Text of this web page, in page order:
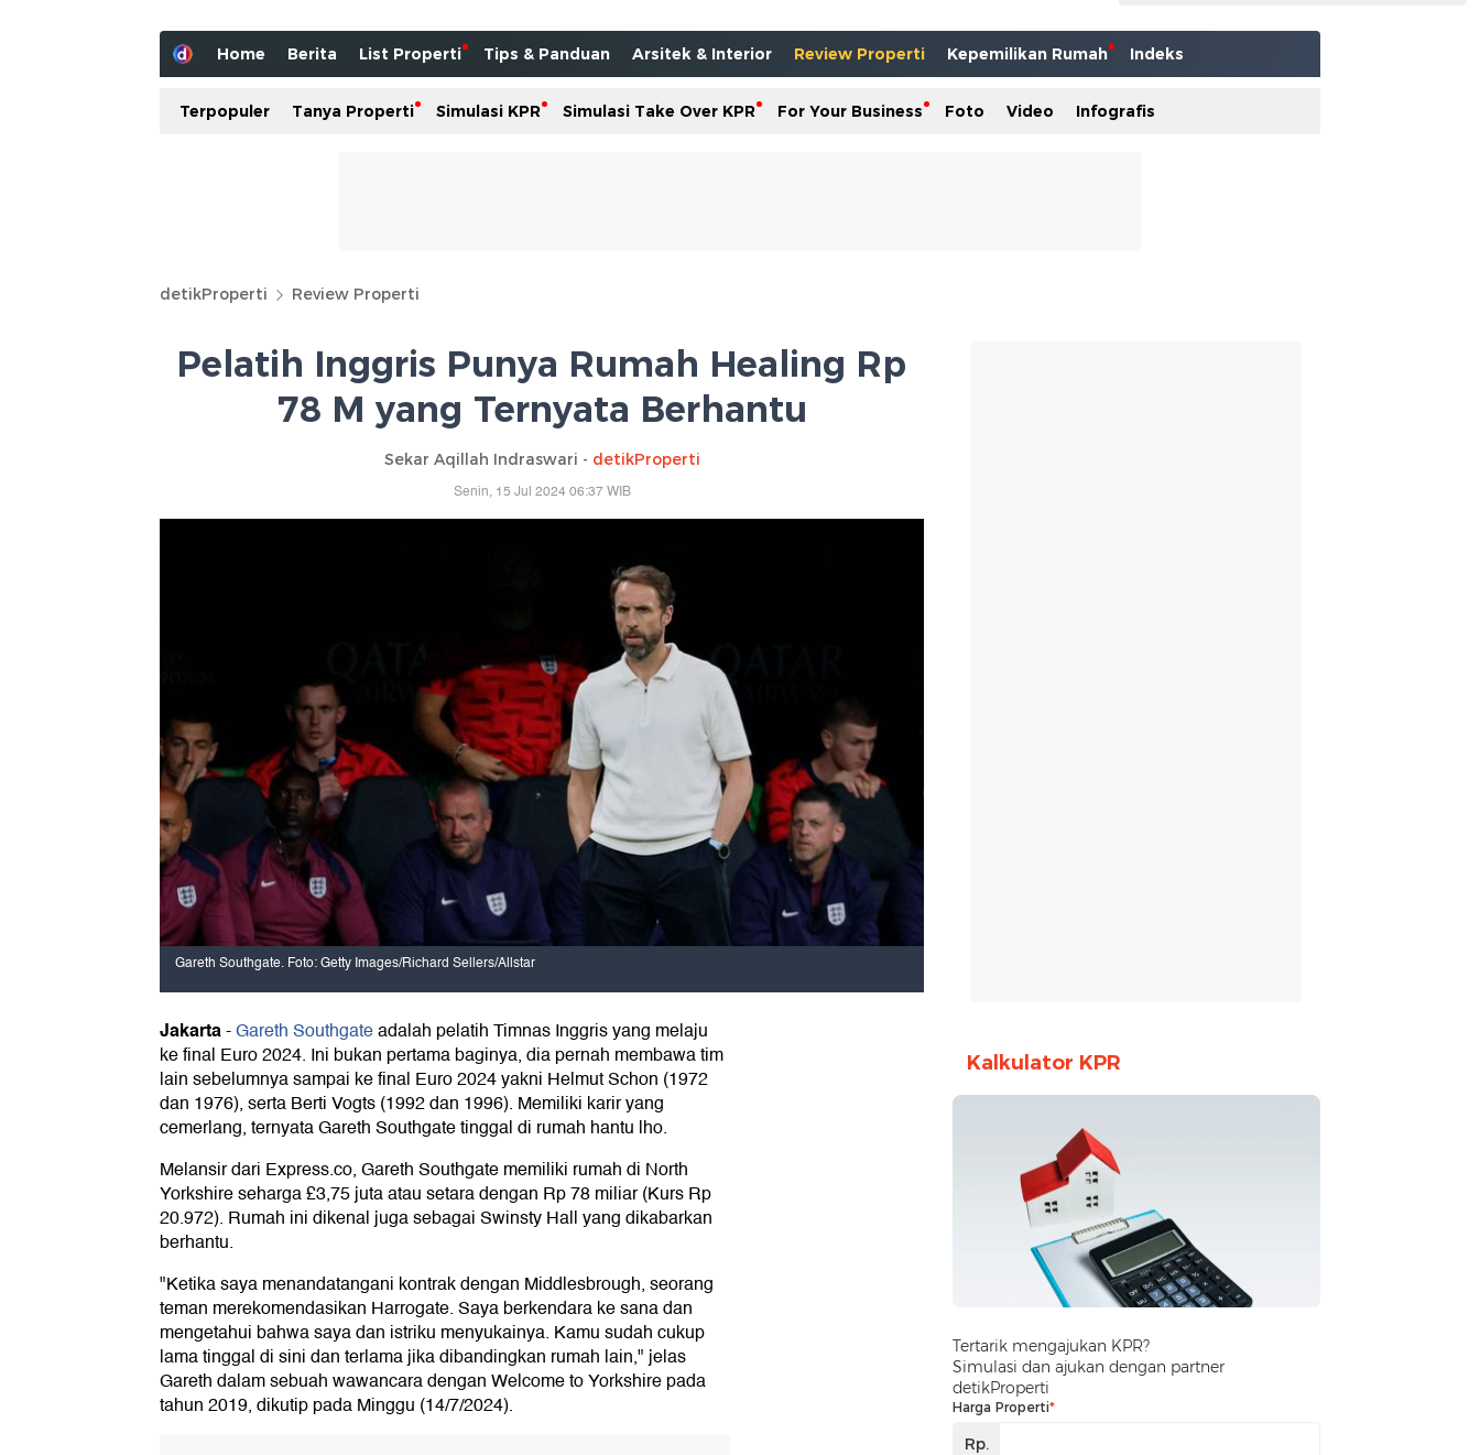
Home Berita List Properti Tips & Panduan Arsitek & Interior Review Properti Kepemilikan Rumah Indeks
Terpopuler Tanya Properti Simulasi KPR Simulasi Take Over KPR For Your Business Foto Video Infografis
detikProperti Review Properti
Pelatih Inggris Punya Rumah Healing Rp
78 M yang Ternyata Berhantu
Sekar Aqillah Indraswari - detikProperti
Senin, 15 Jul 2024 06:37 WIB
Gareth Southgate. Foto: Getty Images/Richard Sellers/Allstar
Jakarta-Gareth Southgateadalah pelatih Timnas Inggris yang melaju
ke final Euro 2024. Ini bukan pertama baginya, dia pernah membawa tim
lain sebelumnya sampai ke final Euro 2024 yakni Helmut Schon (1972
dan 1976), serta Berti Vogts (1992 dan 1996). Memiliki karir yang
cemerlang, ternyata Gareth Southgate tinggal di rumah hantu lho.
Melansir dari Express.co, Gareth Southgate memiliki rumah di North
Yorkshire seharga £3,75 juta atau setara dengan Rp 78 miliar (Kurs Rp
20.972). Rumah ini dikenal juga sebagai Swinsty Hall yang dikabarkan
berhantu.
"Ketika saya menandatangani kontrak dengan Middlesbrough, seorang
teman merekomendasikan Harrogate. Saya berkendara ke sana dan
mengetahui bahwa saya dan istriku menyukainya. Kamu sudah cukup
lama tinggal di sini dan terlama jika dibandingkan rumah lain," jelas
Gareth dalam sebuah wawancara dengan Welcome to Yorkshire pada
tahun 2019, dikutip pada Minggu (14/7/2024).
Kalkulator KPR
Tertarik mengajukan KPR?
Simulasi dan ajukan dengan partner
detikProperti
Harga Properti*
Rp.